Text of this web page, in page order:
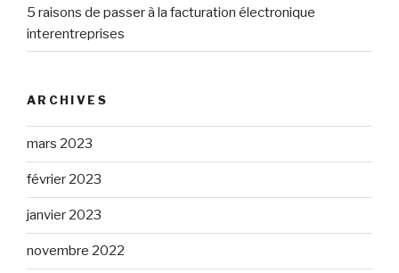
5 raisons de passer à la facturation électronique
interentreprises
ARCHIVES
mars 2023
février 2023
janvier 2023
novembre 2022